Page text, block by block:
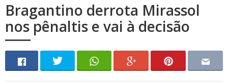
Bragantino derrota Mirassol
nos pênaltis e vai à decisão